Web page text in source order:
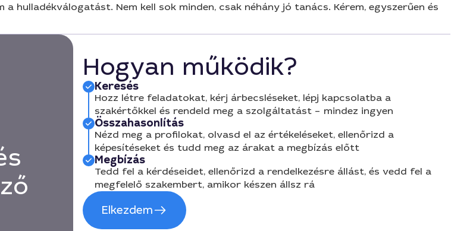
hulladékválogatást. Nem kell sok minden, csak néhány jó tanács. Kérem, egyszerűen és
Hogyan működik?
Keresés
Hozz létre feladatokat, kérj árbecsléseket, lépj kapcsolatba a
szakértőkkel és rendeld meg a szolgáltatást – mindez ingyen
Összahasonlítás
Nézd meg a profilokat, olvasd el az értékeléseket, ellenőrizd a
képesítéseket és tudd meg az árakat a megbízás előtt
Megbízás
Tedd fel a kérdéseidet, ellenőrizd a rendelkezésre állást, és vedd fel a
megfelelő szakembert, amikor készen állsz rá
Elkezdem